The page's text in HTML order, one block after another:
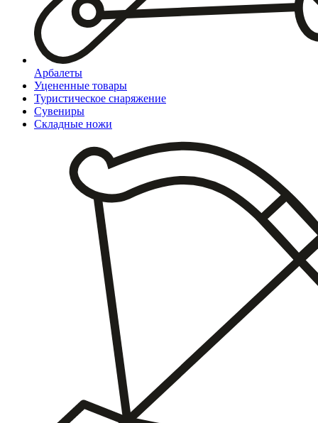
Арбалеты
Уцененные товары
Туристическое снаряжение
Сувениры
Складные ножи